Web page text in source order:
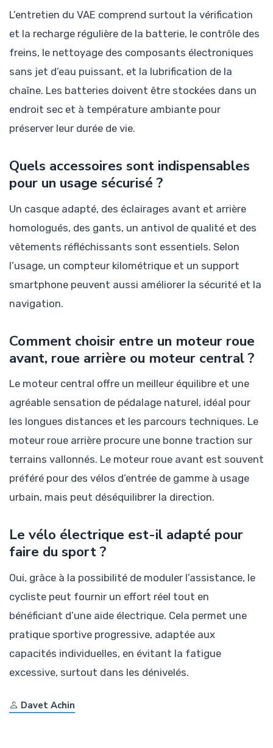
L’entretien du VAE comprend surtout la vérification
et la recharge régulière de la batterie, le contrôle des
freins, le nettoyage des composants électroniques
sans jet d’eau puissant, et la lubrification de la
chaîne. Les batteries doivent être stockées dans un
endroit sec et à température ambiante pour
préserver leur durée de vie.
Quels accessoires sont indispensables
pour un usage sécurisé ?
Un casque adapté, des éclairages avant et arrière
homologués, des gants, un antivol de qualité et des
vêtements réfléchissants sont essentiels. Selon
l’usage, un compteur kilométrique et un support
smartphone peuvent aussi améliorer la sécurité et la
navigation.
Comment choisir entre un moteur roue
avant, roue arrière ou moteur central ?
Le moteur central offre un meilleur équilibre et une
agréable sensation de pédalage naturel, idéal pour
les longues distances et les parcours techniques. Le
moteur roue arrière procure une bonne traction sur
terrains vallonnés. Le moteur roue avant est souvent
préféré pour des vélos d’entrée de gamme à usage
urbain, mais peut déséquilibrer la direction.
Le vélo électrique est-il adapté pour
faire du sport ?
Oui, grâce à la possibilité de moduler l’assistance, le
cycliste peut fournir un effort réel tout en
bénéficiant d’une aide électrique. Cela permet une
pratique sportive progressive, adaptée aux
capacités individuelles, en évitant la fatigue
excessive, surtout dans les dénivelés.
Davet Achin